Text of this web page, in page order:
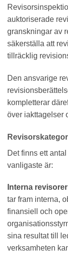
auktoriserade
granskningar av
säkerställa att
tillräcklig
Den ansvarige
kompletterar
över iakttagelser
Det finns ett
vanligaste är:
Interna revisorer
tar fram interna,
finansiell och
sina resultat till
verksamheten